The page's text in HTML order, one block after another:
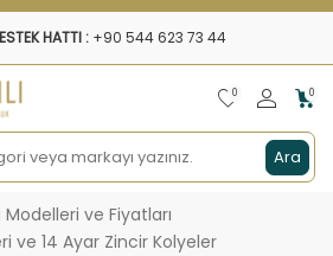
HATTI : +90 544 623 73 44
Ara
0 0
Modelleri ve Fiyatları
ve 14 Ayar Zincir Kolyeler